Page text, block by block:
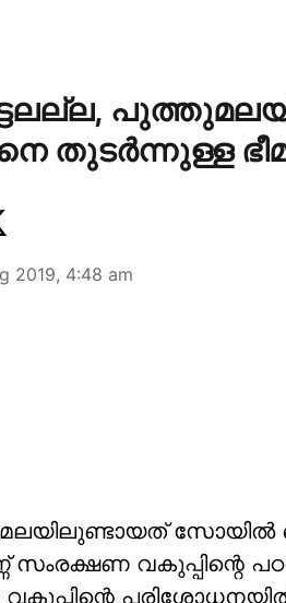
തുടര്‍ന്നുള്ള
2019, 4:48 am
സോയില്‍
സംരക്ഷണ വകുപ്പിന്റെ